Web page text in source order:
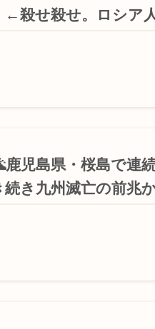
←殺せ殺せ。ロシア
鹿児島県・桜島で連
続き九州滅亡の前兆